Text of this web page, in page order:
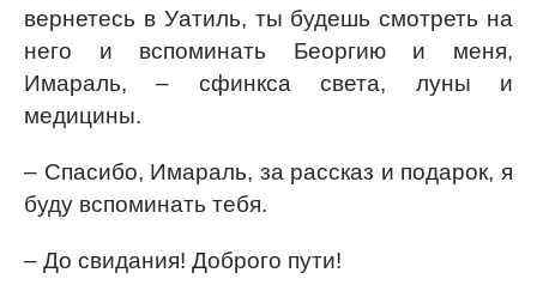
вернетесь в Уатиль, ты будешь смотреть на
него и вспоминать Беоргию и меня,
Имараль, – сфинкса света, луны и
медицины.
– Спасибо, Имараль, за рассказ и подарок, я
буду вспоминать тебя.
– До свидания! Доброго пути!